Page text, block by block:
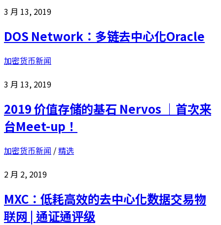
3 月 13, 2019
DOS Network：多链去中心化Oracle
加密货币新闻
3 月 13, 2019
2019 价值存储的基石 Nervos ｜首次来
台Meet-up！
加密货币新闻 /精选
2 月 2, 2019
MXC：低耗高效的去中心化数据交易物
联网 | 通证通评级